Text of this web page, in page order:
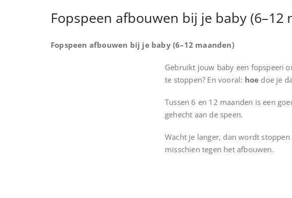
Fopspeen afbouwen bij je baby (6–12
Fopspeen afbouwen bij je baby (6–12 maanden)
Gebruikt jouw baby een fopspeen
te stoppen? En vooral: hoe doe je
Tussen 6 en 12 maanden is een
gehecht aan de speen.
Wacht je langer, dan wordt
misschien tegen het afbouwen.